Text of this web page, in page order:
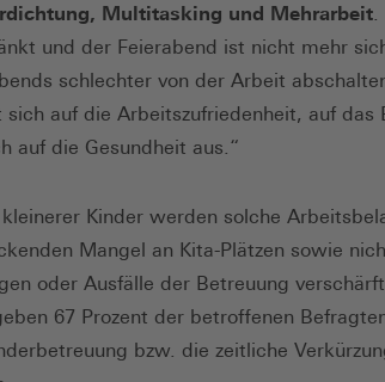
Multitasking und Mehrarbeit
und der Feierabend ist nicht mehr
schlechter von der Arbeit
auf die Arbeitszufriedenheit, auf das
auf die Gesundheit aus.“
Kinder werden solche
Mangel an Kita-Plätzen sowie
oder Ausfälle der Betreuung
67 Prozent der betroffenen
bzw. die zeitliche